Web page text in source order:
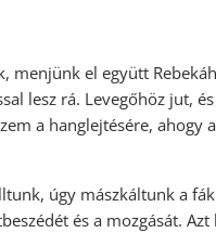
menjünk el együtt
lesz rá. Levegőhöz jut,
a hanglejtésére, ahogy
úgy mászkáltunk a
és a mozgását.